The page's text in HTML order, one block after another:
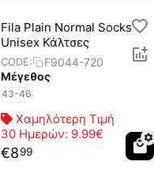
Fila Plain Normal Socks
Unisex Κάλτσες
CODE:
F9044-720
Μέγεθος
43-46
Χαμηλότερη Τιμή
30 Ημερών: 9.99€
€899